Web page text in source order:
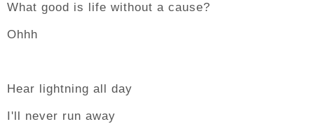
What good is life without a cause?
Ohhh
Hear lightning all day
I'll never run away